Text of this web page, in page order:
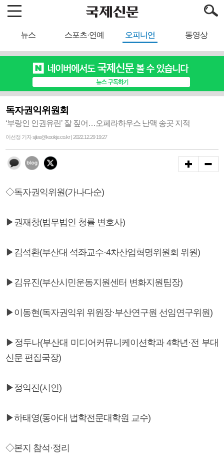
뉴스 스포츠·연예 오피니언 동영상
독자권익위원회
‘부랑인 인권유린’ 잘 짚어…오페라하우스 난맥 송곳 지적
이선정 기자 sjlee@kookje.co.kr | 2022.12.29 19:27
◇독자권익위원(가나다순)
▶권재창(법무법인 청률 변호사)
▶김석환(부산대 석좌교수·4차산업혁명위원회 위원)
▶김유진(부산시민운동지원센터 변화지원팀장)
▶이동현(독자권익위 위원장·부산연구원 선임연구위원)
▶정두나(부산대 미디어커뮤니케이션학과 4학년·전 부대
신문 편집국장)
▶정익진(시인)
▶하태영(동아대 법학전문대학원 교수)
◇본지 참석·정리